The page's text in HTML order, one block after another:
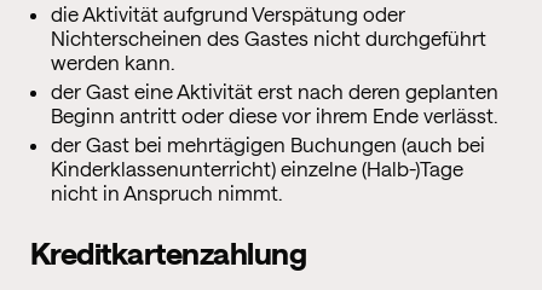
die Aktivität aufgrund Verspätung oder
Nichterscheinen des Gastes nicht durchgeführt
werden kann.
der Gast eine Aktivität erst nach deren geplanten
Beginn antritt oder diese vor ihrem Ende verlässt.
der Gast bei mehrtägigen Buchungen (auch bei
Kinderklassenunterricht) einzelne (Halb-)Tage
nicht in Anspruch nimmt.
Kreditkartenzahlung